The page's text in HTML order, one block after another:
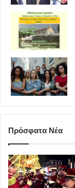
Πρόσφατα Νέα